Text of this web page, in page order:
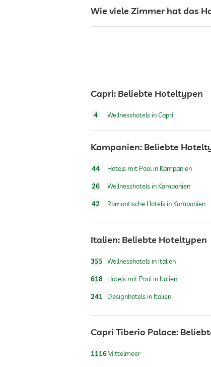
Café
Restaurant
Zimmerservice
Tresor
Tennis
Wie viele Zimmer hat das
Capri: Beliebte Hoteltypen
4 Wellnesshotels in Capri
Kampanien: Beliebte
44 Hotels mit Pool in Kampanien
26 Wellnesshotels in Kampanien
42 Romantische Hotels in Kampanien
Italien: Beliebte Hoteltypen
355 Wellnesshotels in Italien
618 Hotels mit Pool in Italien
241 Designhotels in Italien
Capri Tiberio Palace:
1116Mittelmeer